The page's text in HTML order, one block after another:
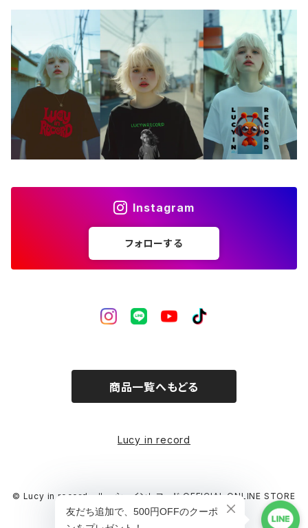
Instagram
フォローする
商品一覧へもどる
Lucy in record
© Lucy in record - ルーシーインレコード OFFICIAL ONLINE STORE
Powered by